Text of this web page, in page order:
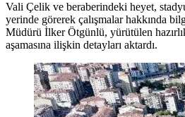
Vali Çelik ve beraberindeki heyet,
yerinde görerek çalışmalar hakkında
Müdürü İlker Ötgünlü, yürütülen
aşamasına ilişkin detayları aktardı.